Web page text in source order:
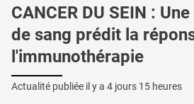
CANCER DU SEIN :
de sang prédit la
l'immunothérapie
Actualité publiée il y a 4 jours 15 heures